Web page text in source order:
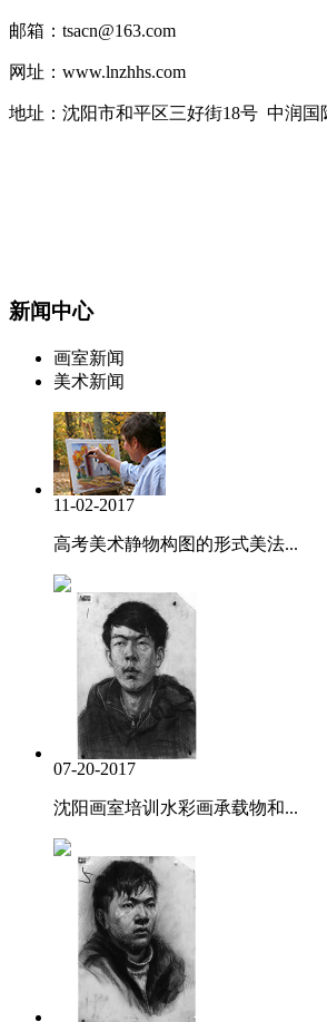
邮箱：tsacn@163.com
网址：www.lnzhhs.com
地址：沈阳市和平区三好街18号 中润国
新闻中心
画室新闻
美术新闻
11-02-2017
高考美术静物构图的形式美法...
07-20-2017
沈阳画室培训水彩画承载物和...